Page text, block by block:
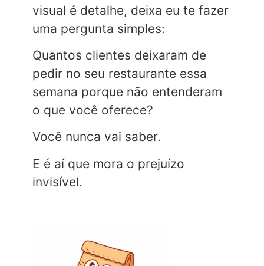
visual é detalhe, deixa eu te fazer
uma pergunta simples:
Quantos clientes deixaram de
pedir no seu restaurante essa
semana porque não entenderam
o que você oferece?
Você nunca vai saber.
E é aí que mora o prejuízo
invisível.